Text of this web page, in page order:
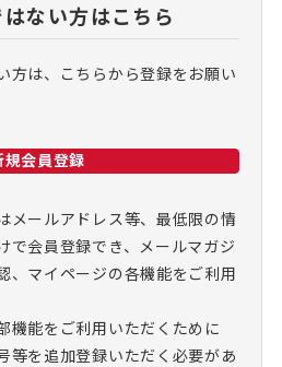
はない方はこちら
方は、こちらから登録をお願い
規会員登録
メールアドレス等、最低限の情
で会員登録でき、メールマガジ
、マイページの各機能をご利用
機能をご利用いただくために
等を追加登録いただく必要があ